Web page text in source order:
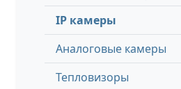
IP камеры
Аналоговые камеры
Тепловизоры